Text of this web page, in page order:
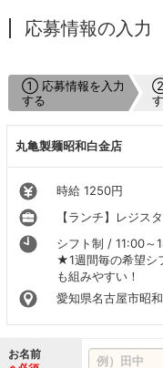
応募情報の入力
① 応募情報を入力
する
②
丸亀製麺昭和白金店
時給 1250円
【ランチ】レジス
シフト制 / 11:00～
★1週間毎の希望シ
も組みやすい！
愛知県名古屋市昭
お名前